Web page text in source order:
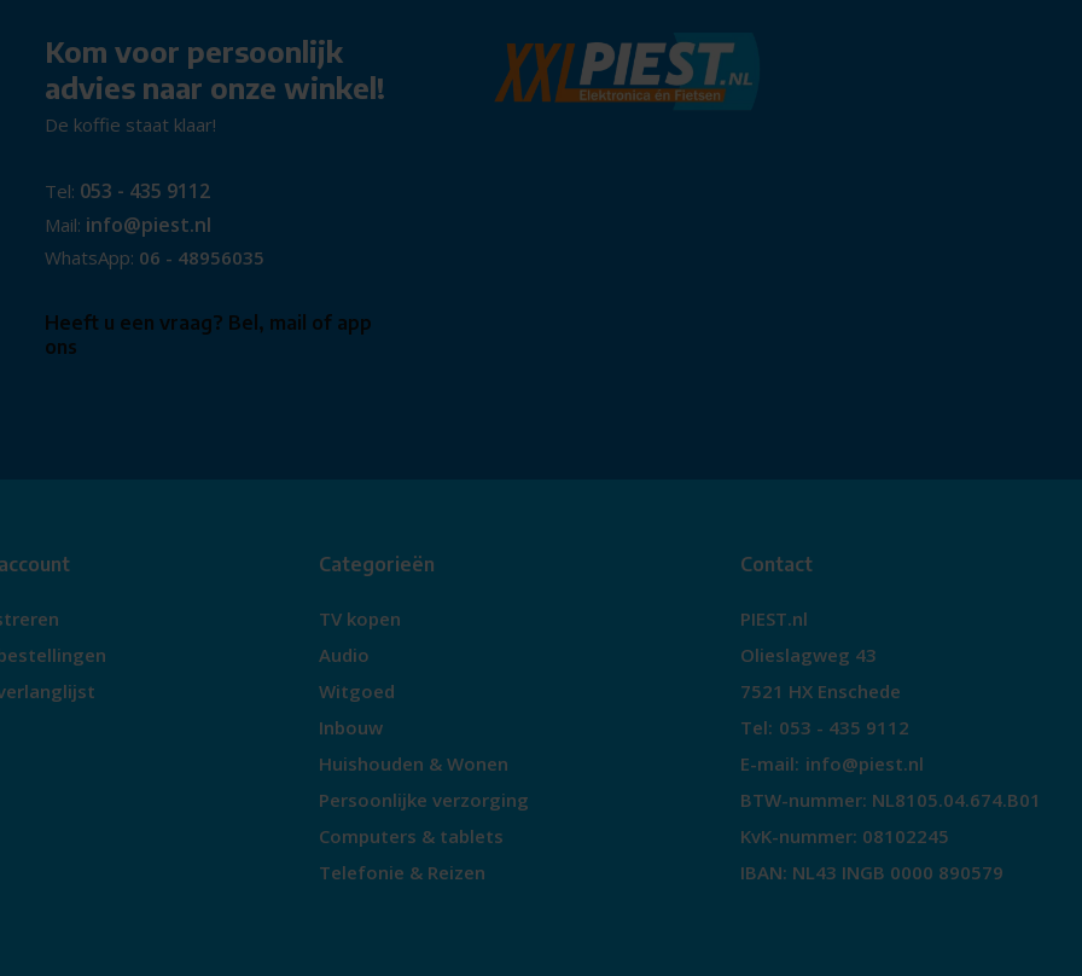
Kom voor persoonlijk
advies naar onze winkel!
De koffie staat klaar!
Tel: 053 - 435 9112
Mail: info@piest.nl
WhatsApp: 06 - 48956035
Heeft u een vraag? Bel, mail of app
ons
Categorieën
TV kopen
Audio
Witgoed
Inbouw
Huishouden & Wonen
Persoonlijke verzorging
Computers & tablets
Telefonie & Reizen
Contact
PIEST.nl
Olieslagweg 43
7521 HX Enschede
Tel: 053 - 435 9112
E-mail: info@piest.nl
BTW-nummer: NL8105.04.674.B01
KvK-nummer: 08102245
IBAN: NL43 INGB 0000 890579